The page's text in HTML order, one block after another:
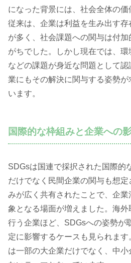
になった背景には、社会全体の価
従来は、企業は利益を生み出す
が多く、社会課題への関与は付
がちでした。しかし現在では、
などの課題が身近な問題として
業にもその解決に関与する姿勢
います。
国際的な枠組みと企業への
SDGsは国連で採択された国際的
だけでなく民間企業の関与も想
みが広く共有されたことで、企
象となる場面が増えました。海
行う企業ほど、SDGsへの姿勢が
定に影響するケースも見られま
は一部の大企業だけでなく、中